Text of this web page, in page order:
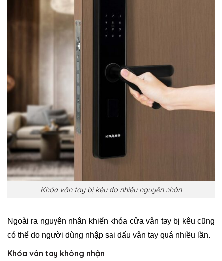
Khóa vân tay bị kêu do nhiều nguyên nhân
Ngoài ra nguyên nhân khiến khóa cửa vân tay bị kêu cũng
có thể do người dùng nhập sai dấu vân tay quá nhiều lần.
Khóa vân tay không nhận